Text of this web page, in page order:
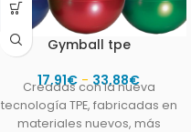
Gymball tpe
17,91€ - 33,88€
Creadas con la nueva
tecnología TPE, fabricadas en
materiales nuevos, más